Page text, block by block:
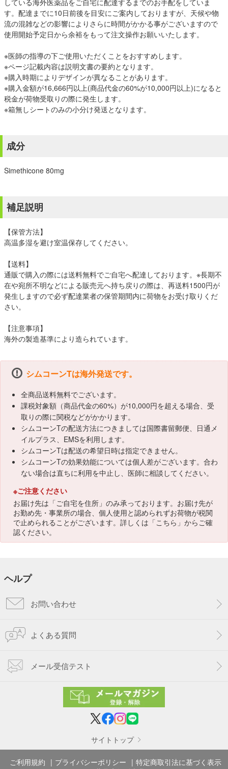
している海外医薬品をご自宅に配達するまでのお手配をしていま
す。配達までに10日前後を目安にご案内しておりますが、天候や物
流の混雑などの影響によりさらに時間がかかる事がございますので
使用開始予定日から余裕をもって注文操作お願いいたします。
※医師の指導の下ご使用いただくことをおすすめします。
※ページ記載内容は説明文書の要約となります。
※購入時期によりデザインが異なることがあります。
※購入金額が16,666円以上(商品代金の60%が10,000円以上)になると
税金が荷物受取りの際に発生します。
※箱無しシートのみの小分け発送となります。
成分
Simethicone 80mg
補足説明
【保管方法】
高温多湿を避け室温保存してください。
【送料】
通販で購入の際には送料無料でご自宅へ配達しております。※長期不
在や宛所不明などによる販売元へ持ち戻りの際は、再送料1500円が
発生しますので必ず配達業者の保管期間内に荷物をお受け取りくだ
さい。
【注意事項】
海外の製造基準により造られています。
シムコーンTは海外発送です。
全商品送料無料でございます。
課税対象額（商品代金の60%）が10,000円を超える場合、受
取りの際に関税などがかかります。
シムコーンTの配送方法につきましては国際書留郵便、日通メ
イルプラス、EMSを利用します。
シムコーンTは配送の希望日時は指定できません。
シムコーンTの効果効能については個人差がございます。合わ
ない場合は直ちに利用を中止し、医師に相談してください。
※ご注意ください
お届け先は「ご自宅を住所」のみ承っております。お届け先が
お勤め先・事業所の場合、個人使用と認められずお荷物が税関
で止められることがございます。詳しくは「こちら 」からご確
認ください。
ヘルプ
お問い合わせ
よくある質問
メール受信テスト
サイトトップ
ご利用規約 プライバシーポリシー
特定商取引法に基づく表示